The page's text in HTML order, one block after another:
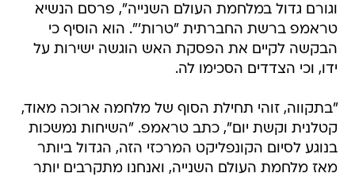
וגורם גדול במלחמת העולם השנייה", פרסם הנשיא
טראמפ ברשת החברתית "טרות'". הוא הוסיף כי
הבקשה לקיים את הפסקת האש הוגשה ישירות על
ידו, וכי הצדדים הסכימו לה.
"בתקווה, זוהי תחילת הסוף של מלחמה ארוכה מאוד,
קטלנית וקשת יום", כתב טראמפ. "השיחות נמשכות
בנוגע לסיום הקונפליקט המרכזי הזה, הגדול ביותר
מאז מלחמת העולם השנייה, ואנחנו מתקרבים יותר